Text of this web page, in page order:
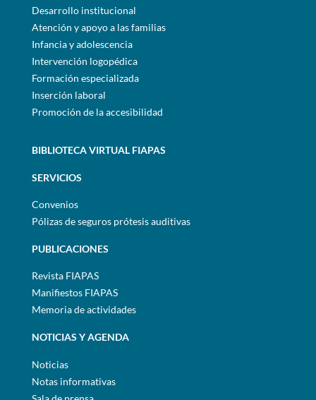
Desarrollo institucional
Atención y apoyo a las familias
Infancia y adolescencia
Intervención logopédica
Formación especializada
Inserción laboral
Promoción de la accesibilidad
BIBLIOTECA VIRTUAL FIAPAS
SERVICIOS
Convenios
Pólizas de seguros prótesis auditivas
PUBLICACIONES
Revista FIAPAS
Manifiestos FIAPAS
Memoria de actividades
NOTICIAS Y AGENDA
Noticias
Notas informativas